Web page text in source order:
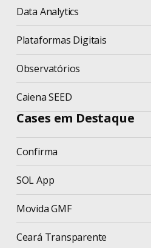
Data Analytics
Plataformas Digitais
Observatórios
Caiena SEED
Cases em Destaque
Confirma
SOL App
Movida GMF
Ceará Transparente